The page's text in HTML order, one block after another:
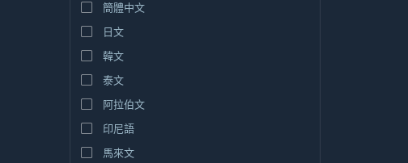
簡體中文
日文
韓文
泰文
阿拉伯文
印尼語
馬來文